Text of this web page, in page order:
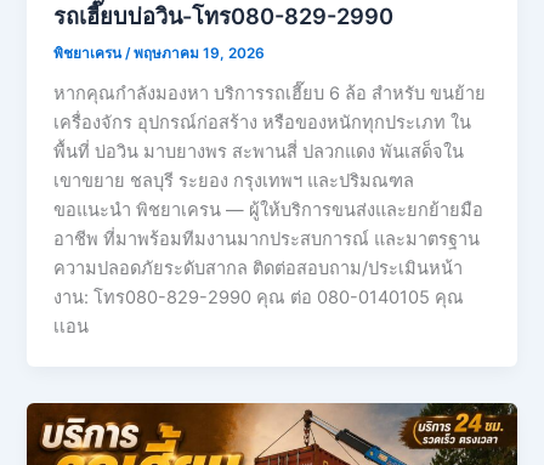
รถเฮี๊ยบบ่อวิน-โทร080-829-2990
พิชยาเครน /พฤษภาคม 19, 2026
หากคุณกำลังมองหา บริการรถเฮี๊ยบ 6 ล้อ สำหรับ ขนย้าย
เครื่องจักร อุปกรณ์ก่อสร้าง หรือของหนักทุกประเภท ใน
พื้นที่ บ่อวิน มาบยางพร สะพานสี่ ปลวกแดง พันเสด็จใน
เขาขยาย ชลบุรี ระยอง กรุงเทพฯ และปริมณฑล
ขอแนะนำ พิชยาเครน — ผู้ให้บริการขนส่งและยกย้ายมือ
อาชีพ ที่มาพร้อมทีมงานมากประสบการณ์ และมาตรฐาน
ความปลอดภัยระดับสากล ติดต่อสอบถาม/ประเมินหน้า
งาน: โทร080-829-2990 คุณ ต่อ 080-0140105 คุณ
เเอน